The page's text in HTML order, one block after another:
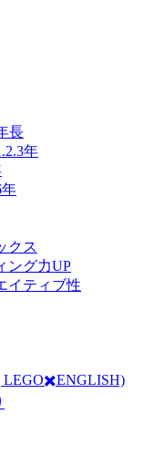
長
年
クス
ング力UP
イティブ性
LEGO✖️ENGLISH)